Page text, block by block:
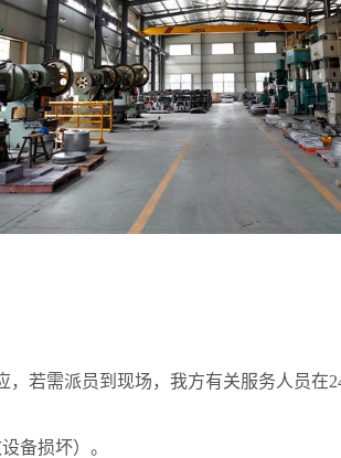
，若需派员到现场，我方有关服务人员在
备损坏）。